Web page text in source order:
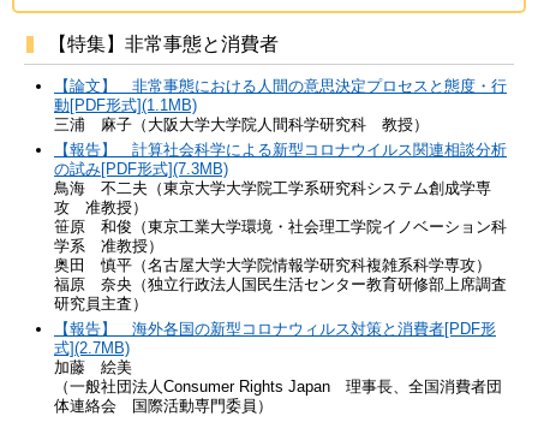
【特集】非常事態と消費者
【論文】 非常事態における人間の意思決定プロセスと態度・行
動[PDF形式](1.1MB)
三浦 麻子（大阪大学大学院人間科学研究科 教授）
【報告】 計算社会科学による新型コロナウイルス関連相談分析
の試み[PDF形式](7.3MB)
鳥海 不二夫（東京大学大学院工学系研究科システム創成学専
攻 准教授）
笹原 和俊（東京工業大学環境・社会理工学院イノベーション科
学系 准教授）
奥田 慎平（名古屋大学大学院情報学研究科複雑系科学専攻）
福原 奈央（独立行政法人国民生活センター教育研修部上席調査
研究員主査）
【報告】 海外各国の新型コロナウィルス対策と消費者[PDF形
式](2.7MB)
加藤 絵美
（一般社団法人Consumer Rights Japan 理事長、全国消費者団
体連絡会 国際活動専門委員）